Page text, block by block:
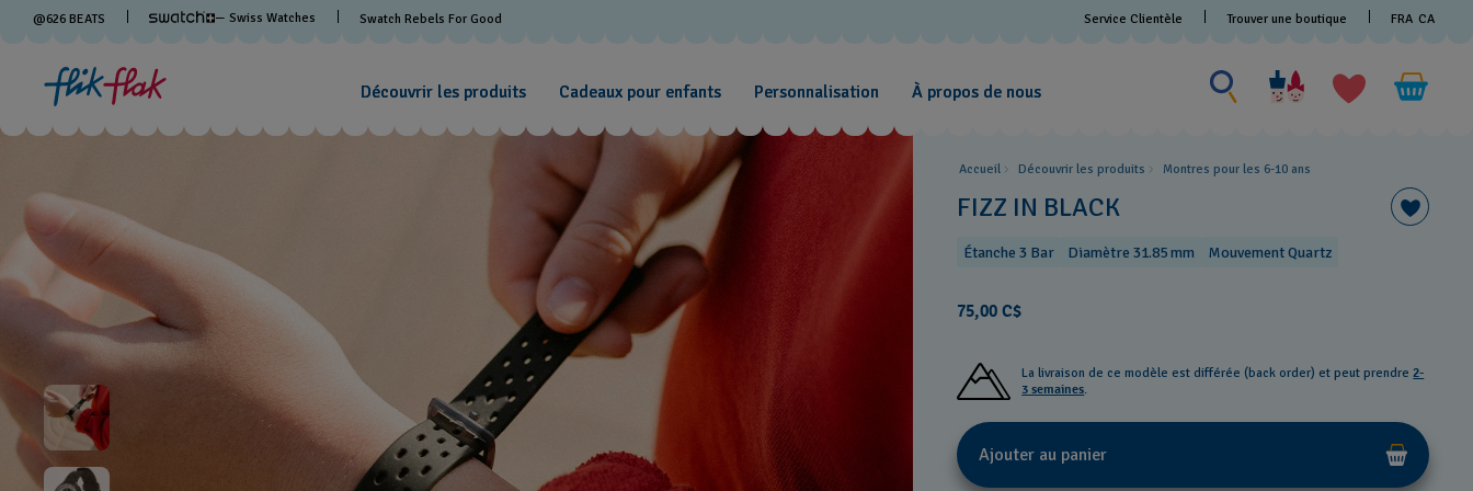
@626 BEATS — Swiss Watches Swatch Rebels For Good Service Clientèle Trouver une boutique FRA CA
Découvrir les produits Cadeaux pour enfants Personnalisation À propos de nous
Rechercher
un
produit
Accueil Découvrir les produits Montres pour les 6-10 ans
FIZZ IN BLACK
Étanche 3 Bar Diamètre 31.85 mm Mouvement Quartz
75,00 C$
La livraison de ce modèle est différée (back order) et peut prendre2-
3 semaines.
Ajouter au panier